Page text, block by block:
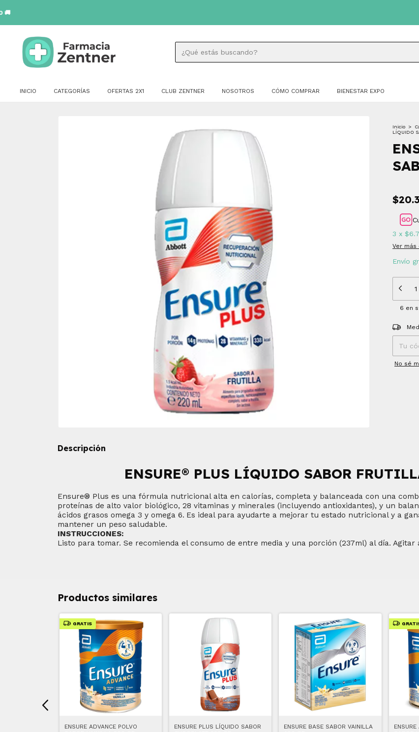
INICIO CATEGORÍAS OFERTAS 2X1 CLUB ZENTNER NOSOTROS CÓMO COMPRAR BIENESTAR EXPO
Inicio >
LÍQUIDO
3 x
Ver
Envío
6 en
No sé
Descripción
ENSURE® PLUS LÍQUIDO SABOR
Ensure® Plus es una fórmula nutricional alta en calorías, completa y balanceada con una
proteínas de alto valor biológico, 28 vitaminas y minerales (incluyendo antioxidantes), y un
ácidos grasos omega 3 y omega 6. Es ideal para ayudarte a mejorar tu estado nutricional y a
mantener un peso saludable.
INSTRUCCIONES:
Listo para tomar. Se recomienda el consumo de entre media y una porción (237ml) al día. Agitar
Productos similares
GRATIS
ENSURE ADVANCE POLVO
ENSURE PLUS LÍQUIDO SABOR
ENSURE BASE SABOR VAINILLA
ENSURE